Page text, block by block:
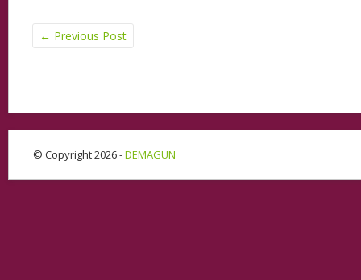
← Previous Post
© Copyright 2026 -DEMAGUN